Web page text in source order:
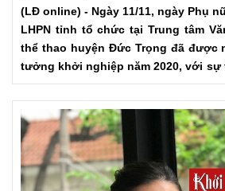
(LĐ online) - Ngày 11/11, ngày Phụ
LHPN tỉnh tổ chức tại Trung tâm
thể thao huyện Đức Trọng đã được
tưởng khởi nghiệp năm 2020, với sự
viên có ý tưởng khởi nghiệp được
kết.